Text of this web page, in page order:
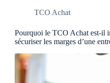
TCO Achat
Pourquoi le TCO Achat est-il
sécuriser les marges d’une